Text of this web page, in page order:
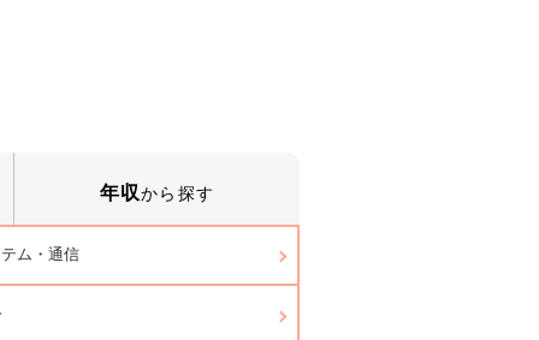
年収から探す
ム・通信